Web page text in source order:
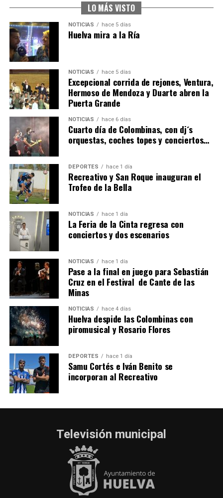
4º DÍA DE LAS FIESTAS COLOMBINAS 2026
hace 6 días Huelvatv
SEXTA CORRIDA DE LAS FIESTAS COLOMBINAS
2026
hace 4 días· Huelvatv
LO MÁS VISTO
NOTICIAS hace 5 días
Huelva mira a la Ría
NOTICIAS hace 5 días
Excepcional corrida de rejones, Ventura,
Hermoso de Mendoza y Duarte abren la
Puerta Grande
NOTICIAS hace 6 días
Cuarto día de Colombinas, con dj´s
orquestas, coches topes y conciertos…
DEPORTES hace 1 día
Recreativo y San Roque inauguran el
Trofeo de la Bella
NOTICIAS hace 1 día
La Feria de la Cinta regresa con
conciertos y dos escenarios
NOTICIAS hace 1 día
Pase a la final en juego para Sebastián
Cruz en el Festival de Cante de las
Minas
NOTICIAS hace 4 días
Huelva despide las Colombinas con
piromusical y Rosario Flores
DEPORTES hace 1 día
Samu Cortés e Iván Benito se
incorporan al Recreativo
Televisión municipal